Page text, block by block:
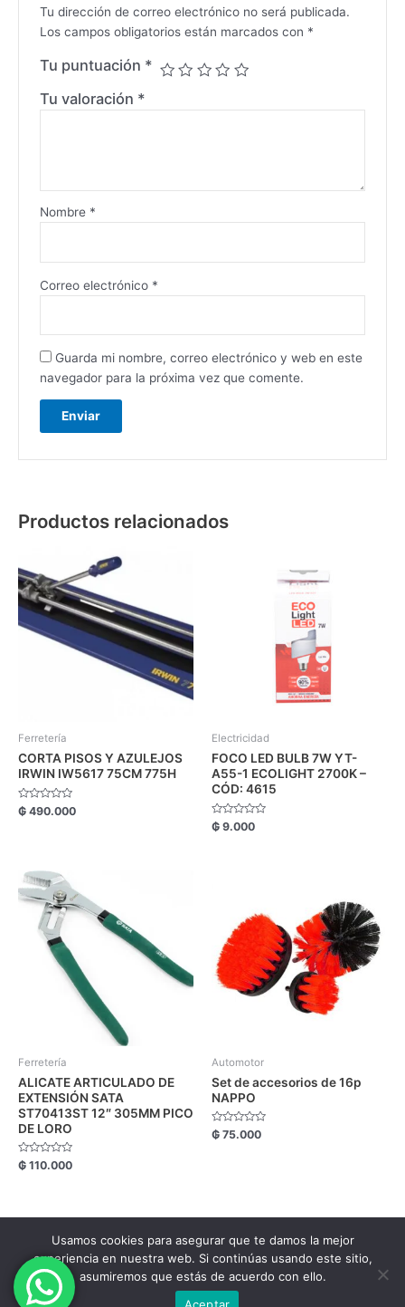
Tu dirección de correo electrónico no será publicada.
Los campos obligatorios están marcados con *
Tu puntuación *
Tu valoración *
Nombre *
Correo electrónico *
Guarda mi nombre, correo electrónico y web en este
navegador para la próxima vez que comente.
Productos relacionados
Ferretería
CORTA PISOS Y AZULEJOS
IRWIN IW5617 75CM 775H
Valorado
con
₲ 490.000
Electricidad
FOCO LED BULB 7W YT-
A55-1 ECOLIGHT 2700K –
CÓD: 4615
Valorado
con
₲ 9.000
Ferretería
ALICATE ARTICULADO DE
EXTENSIÓN SATA
ST70413ST 12″ 305MM PICO
DE LORO
Valorado
con
₲ 110.000
Automotor
Set de accesorios de 16p
NAPPO
Valorado
con
₲ 75.000
Copyright FM Comercial © 2026.
Usamos cookies para asegurar que te damos la mejor
experiencia en nuestra web. Si continúas usando este sitio,
asumiremos que estás de acuerdo con ello.
Aceptar